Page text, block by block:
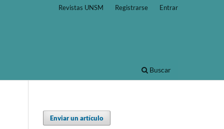
Buscar
Revistas UNSM Registrarse Entrar
Enviar un artículo